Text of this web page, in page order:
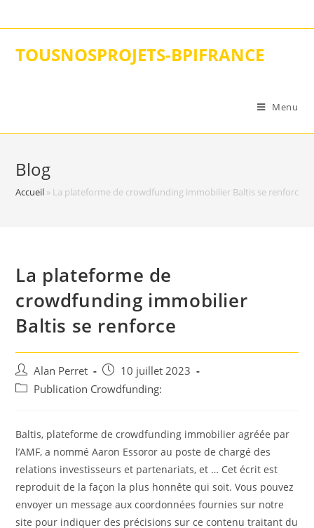
to
TOUSNOSPROJETS-BPIFRANCE
Menu
Blog
Accueil » La plateforme de crowdfunding immobilier Baltis se renforce
La plateforme de
crowdfunding immobilier
Baltis se renforce
Auteur/autrice
de
Alan Perret
Post
published:
10 juillet 2023
PostPublication Crowdfunding:
Baltis, plateforme de crowdfunding immobilier agréée par
l’AMF, a nommé Aaron Essoror au poste de chargé des
relations investisseurs et partenariats, et … Cet écrit est
reproduit de la façon la plus honnête qui soit. Vous pouvez
envoyer un message aux coordonnées fournies sur notre
site pour indiquer des précisions sur ce contenu traitant du